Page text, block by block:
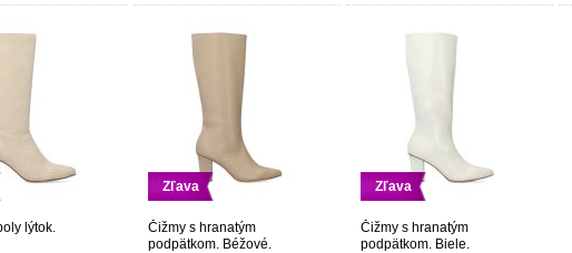
lýtok.
Zľava
Čižmy s hranatým
podpätkom. Béžové.
Zľava
Čižmy s hranatým
podpätkom. Biele.